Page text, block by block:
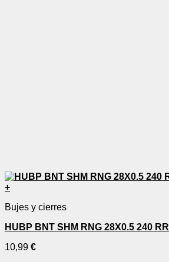
+
Bujes y cierres
HUBP BNT SHM RNG 28X0.5 240 RR
10,99 €